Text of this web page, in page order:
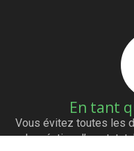
En tant
Vous évitez toutes les
la création d’un